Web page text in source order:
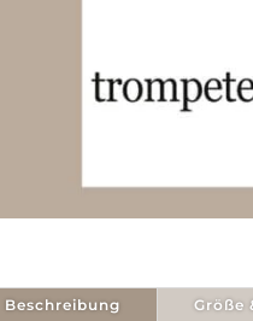
Beschreibung Größe